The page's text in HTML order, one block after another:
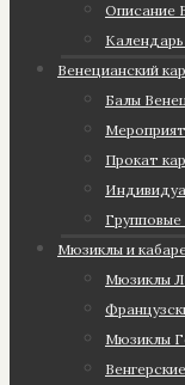
Описание
Венецианский
Балы
Прокат
Групповые
Мюзиклы и
Мюзиклы
Мюзиклы